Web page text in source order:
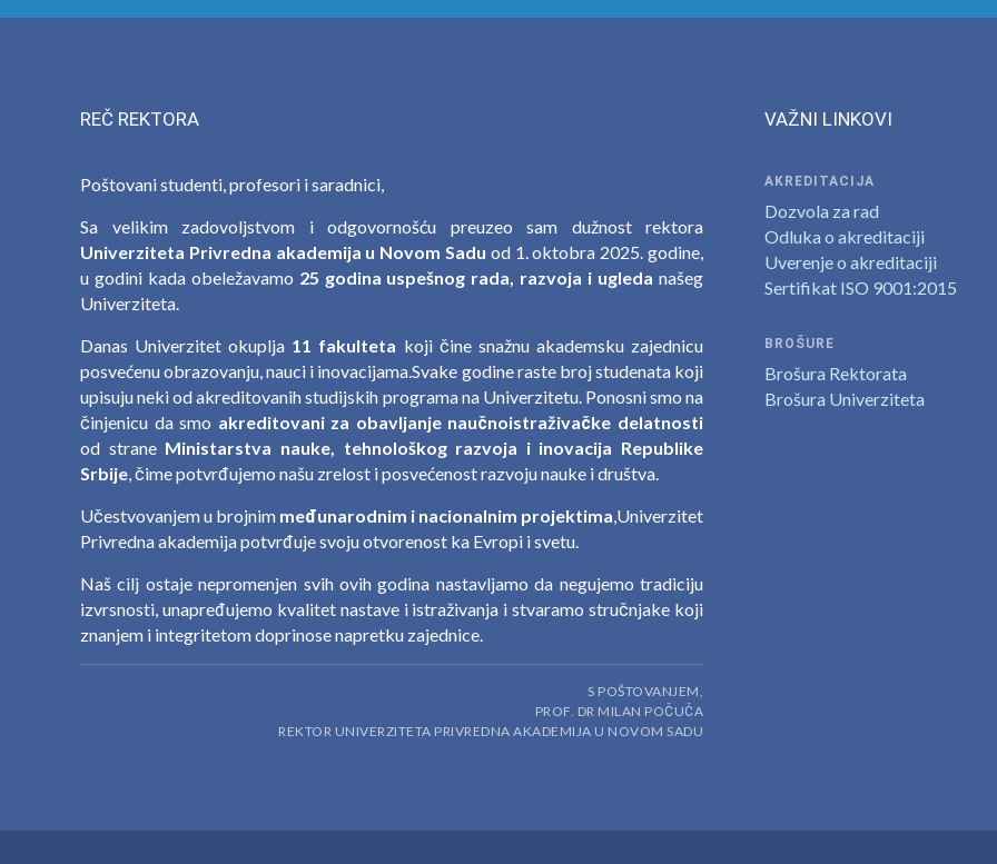
REČ REKTORA
Poštovani studenti, profesori i saradnici,
Sa velikim zadovoljstvom i odgovornošću preuzeo sam dužnost rektora
Univerziteta Privredna akademija u Novom Sadu od 1. oktobra 2025. godine,
u godini kada obeležavamo 25 godina uspešnog rada, razvoja i ugleda našeg
Univerziteta.
Danas Univerzitet okuplja 11 fakulteta koji čine snažnu akademsku zajednicu
posvećenu obrazovanju, nauci i inovacijama.Svake godine raste broj studenata koji
upisuju neki od akreditovanih studijskih programa na Univerzitetu. Ponosni smo na
činjenicu da smo akreditovani za obavljanje naučnoistraživačke delatnosti
od strane Ministarstva nauke, tehnološkog razvoja i inovacija Republike
Srbije, čime potvrđujemo našu zrelost i posvećenost razvoju nauke i društva.
Učestvovanjem u brojnim međunarodnim i nacionalnim projektima,Univerzitet
Privredna akademija potvrđuje svoju otvorenost ka Evropi i svetu.
Naš cilj ostaje nepromenjen svih ovih godina nastavljamo da negujemo tradiciju
izvrsnosti, unapređujemo kvalitet nastave i istraživanja i stvaramo stručnjake koji
znanjem i integritetom doprinose napretku zajednice.
S POŠTOVANJEM,
PROF. DR MILAN POČUČA
REKTOR UNIVERZITETA PRIVREDNA AKADEMIJA U NOVOM SADU
VAŽNI LINKOVI
AKREDITACIJA
Dozvola za rad
Odluka o akreditaciji
Uverenje o akreditaciji
Sertifikat ISO 9001:2015
BROŠURE
Brošura Rektorata
Brošura Univerziteta